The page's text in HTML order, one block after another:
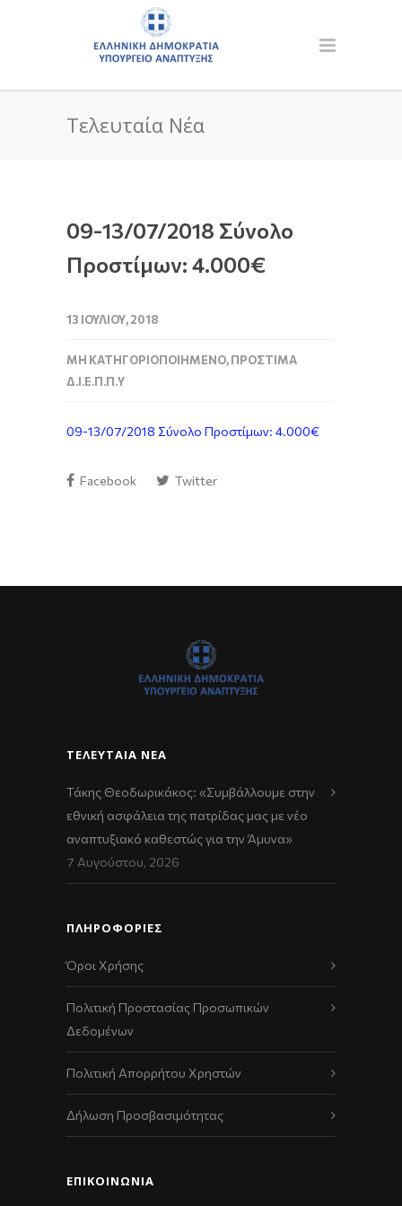
Τελευταία Νέα
09-13/07/2018 Σύνολο
Προστίμων: 4.000€
13 ΙΟΥΛΊΟΥ, 2018
ΜΗ ΚΑΤΗΓΟΡΙΟΠΟΙΗΜΈΝΟ,ΠΡΌΣΤΙΜΑ
Δ.Ι.Ε.Π.Π.Υ
09-13/07/2018 Σύνολο Προστίμων: 4.000€
Facebook Twitter
ΤΕΛΕΥΤΑΊΑ ΝΈΑ
Τάκης Θεοδωρικάκος: «Συμβάλλουμε στην
εθνική ασφάλεια της πατρίδας μας με νέο
αναπτυξιακό καθεστώς για την Άμυνα»
7 Αυγούστου, 2026
ΠΛΗΡΟΦΟΡΙΕΣ
Όροι Χρήσης
Πολιτική Προστασίας Προσωπικών
Δεδομένων
Πολιτική Απορρήτου Χρηστών
Δήλωση Προσβασιμότητας
ΕΠΙΚΟΙΝΩΝΊΑ